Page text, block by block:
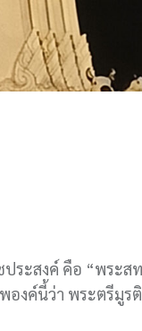
ระสงค์ คือ “พระส
งค์นี้ว่า พระตรีมูร